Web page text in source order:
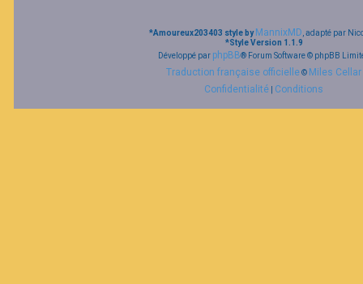
*Amoureux203403 style by MannixMD, adapté par
*Style Version 1.1.9
Développé par phpBB® Forum Software © phpBB
Traduction française officielle© Miles Cellar
Confidentialité Conditions